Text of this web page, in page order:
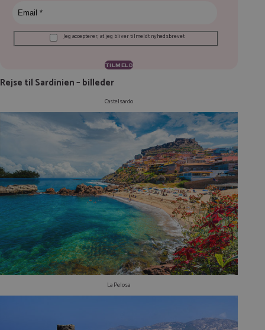
Jeg accepterer, at jeg bliver tilmeldt nyhedsbrevet
Rejse til Sardinien – billeder
Castelsardo
La Pelosa